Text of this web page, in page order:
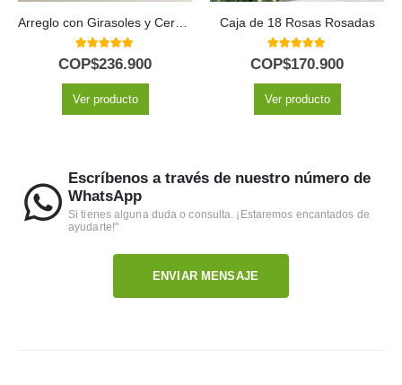
Caja de 18 Rosas Rosadas
5.00out of 5
COP$170.900
Ver producto
Arreglo Floral Zeus
5.00out of 5
COP$291.900
Ver producto
Escríbenos a través de nuestro número de
WhatsApp
Si tienes alguna duda o consulta. ¡Estaremos encantados de
ayudarte!"
ENVIAR MENSAJE